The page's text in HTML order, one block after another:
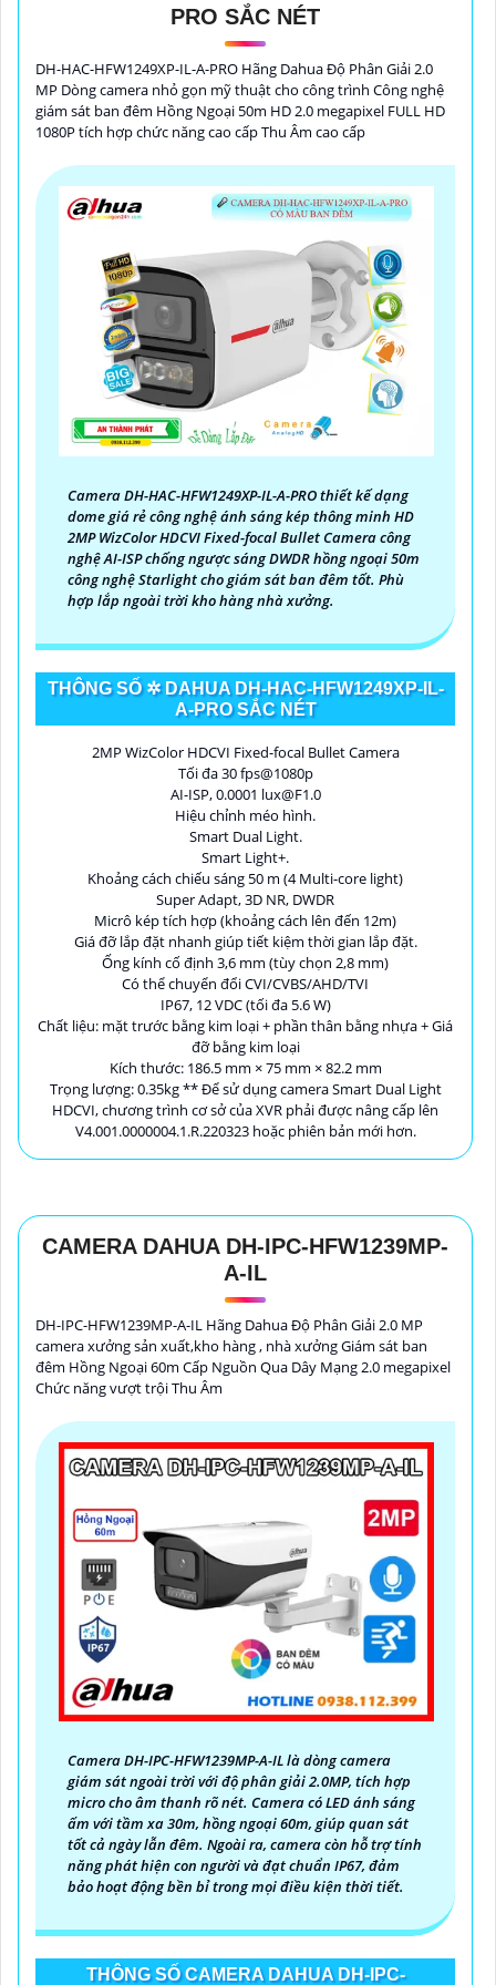
PRO SẮC NÉT
DH-HAC-HFW1249XP-IL-A-PRO Hãng Dahua Độ Phân Giải 2.0
MP Dòng camera nhỏ gọn mỹ thuật cho công trình Công nghệ
giám sát ban đêm Hồng Ngoại 50m HD 2.0 megapixel FULL HD
1080P tích hợp chức năng cao cấp Thu Âm cao cấp
Camera DH-HAC-HFW1249XP-IL-A-PRO thiết kế dạng
dome giá rẻ công nghệ ánh sáng kép thông minh HD
2MP WizColor HDCVI Fixed-focal Bullet Camera công
nghệ AI-ISP chống ngược sáng DWDR hồng ngoại 50m
công nghệ Starlight cho giám sát ban đêm tốt. Phù
hợp lắp ngoài trời kho hàng nhà xưởng.
THÔNG SỐ ✲ DAHUA DH-HAC-HFW1249XP-IL-
A-PRO SẮC NÉT
2MP WizColor HDCVI Fixed-focal Bullet Camera
Tối đa 30 fps@1080p
AI-ISP, 0.0001 lux@F1.0
Hiệu chỉnh méo hình.
Smart Dual Light.
Smart Light+.
Khoảng cách chiếu sáng 50 m (4 Multi-core light)
Super Adapt, 3D NR, DWDR
Micrô kép tích hợp (khoảng cách lên đến 12m)
Giá đỡ lắp đặt nhanh giúp tiết kiệm thời gian lắp đặt.
Ống kính cố định 3,6 mm (tùy chọn 2,8 mm)
Có thể chuyển đổi CVI/CVBS/AHD/TVI
IP67, 12 VDC (tối đa 5.6 W)
Chất liệu: mặt trước bằng kim loại + phần thân bằng nhựa + Giá
đỡ bằng kim loại
Kích thước: 186.5 mm × 75 mm × 82.2 mm
Trọng lượng: 0.35kg ** Để sử dụng camera Smart Dual Light
HDCVI, chương trình cơ sở của XVR phải được nâng cấp lên
V4.001.0000004.1.R.220323 hoặc phiên bản mới hơn.
CAMERA DAHUA DH-IPC-HFW1239MP-
A-IL
DH-IPC-HFW1239MP-A-IL Hãng Dahua Độ Phân Giải 2.0 MP
camera xưởng sản xuất,kho hàng , nhà xưởng Giám sát ban
đêm Hồng Ngoại 60m Cấp Nguồn Qua Dây Mạng 2.0 megapixel
Chức năng vượt trội Thu Âm
Camera DH-IPC-HFW1239MP-A-IL là dòng camera
giám sát ngoài trời với độ phân giải 2.0MP, tích hợp
micro cho âm thanh rõ nét. Camera có LED ánh sáng
ấm với tầm xa 30m, hồng ngoại 60m, giúp quan sát
tốt cả ngày lẫn đêm. Ngoài ra, camera còn hỗ trợ tính
năng phát hiện con người và đạt chuẩn IP67, đảm
bảo hoạt động bền bỉ trong mọi điều kiện thời tiết.
THÔNG SỐ CAMERA DAHUA DH-IPC-